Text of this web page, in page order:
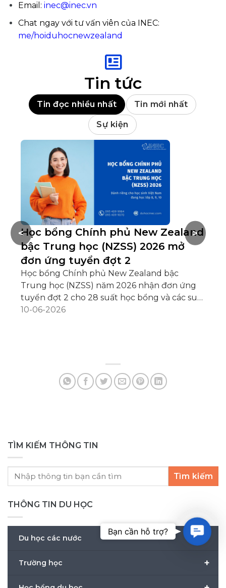
Email: inec@inec.vn
Chat ngay với tư vấn viên của INEC:
me/hoiduhocnewzealand
Tin tức
Tin đọc nhiều nhất Tin mới nhất
Sự kiện
Học bổng Chính phủ New Zealand
bậc Trung học (NZSS) 2026 mở
đơn ứng tuyển đợt 2
Học bổng Chính phủ New Zealand bậc
Trung học (NZSS) năm 2026 nhận đơn ứng
tuyển đợt 2 cho 28 suất học bổng và các suất
học bổng trường theo cơ chế nộp trước, xét
Zealand bậc Trung học. Thông tin học bổng
10-06-2026
>
<
TÌM KIẾM THÔNG TIN
Tìm kiếm
THÔNG TIN DU HỌC
+
Du học các nước
+
Trường học
Bạn cần hỗ trợ?